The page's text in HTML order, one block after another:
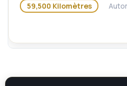
59,500 Kilomètres